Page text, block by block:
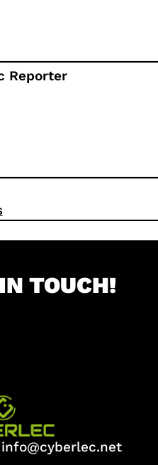
Reporter
TOUCH!
info@cyberlec.net